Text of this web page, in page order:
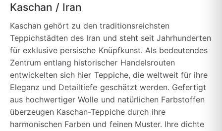
Kaschan / Iran
Kaschan gehört zu den traditionsreichsten
Teppichstädten des Iran und steht seit Jahrhunderten
für exklusive persische Knüpfkunst. Als bedeutendes
Zentrum entlang historischer Handelsrouten
entwickelten sich hier Teppiche, die weltweit für ihre
Eleganz und Detailtiefe geschätzt werden. Gefertigt
aus hochwertiger Wolle und natürlichen Farbstoffen
überzeugen Kaschan-Teppiche durch ihre
harmonischen Farben und feinen Muster. Ihre dichte